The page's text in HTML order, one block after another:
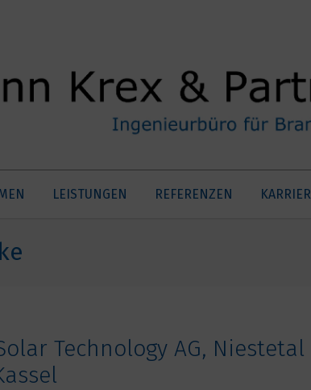
LEISTUNGEN REFERENZEN
Technology AG, Niestetal